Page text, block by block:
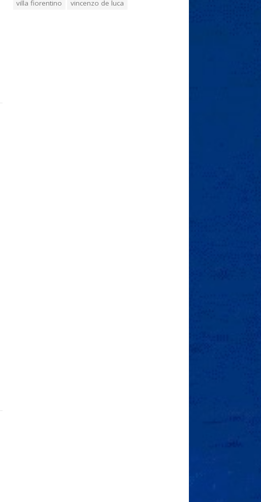
villa fiorentino
vincenzo de luca